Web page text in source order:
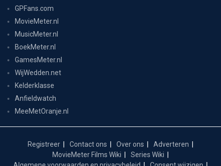
GPFans.com
MovieMeter.nl
MusicMeter.nl
BoekMeter.nl
GamesMeter.nl
WijWedden.net
Kelderklasse
Anfieldwatch
MeeMetOranje.nl
Registreer Contact ons Over ons
Adverteren
MovieMeter Films Wiki
Series Wiki